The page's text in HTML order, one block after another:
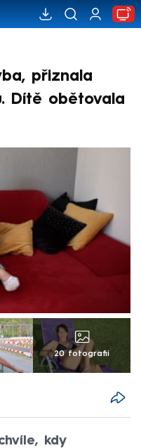
přiznala
Dítě obětovala
20 fotografií
kdy